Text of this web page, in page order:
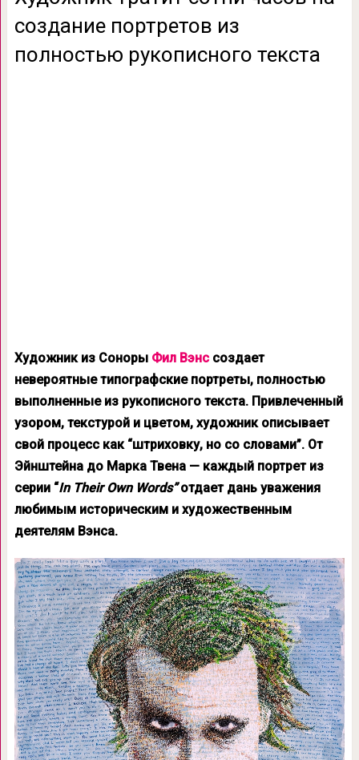
создание портретов из
полностью рукописного текста
Художник из Соноры Фил Вэнссоздает
невероятные типографские портреты, полностью
выполненные из рукописного текста. Привлеченный
узором, текстурой и цветом, художник описывает
свой процесс как “штриховку, но со словами”. От
Эйнштейна до Марка Твена — каждый портрет из
серии “In Their Own Words”отдает дань уважения
любимым историческим и художественным
деятелям Вэнса.